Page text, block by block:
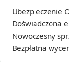
Ubezpieczenie
Doświadczona
Nowoczesny
Bezpłatna